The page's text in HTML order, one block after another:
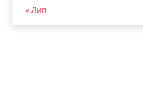
« Лип